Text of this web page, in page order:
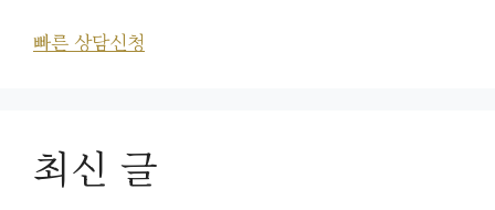
빠른 상담신청
최신 글